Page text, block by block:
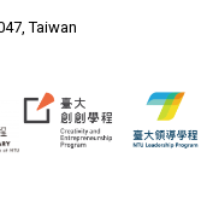
Taiwan